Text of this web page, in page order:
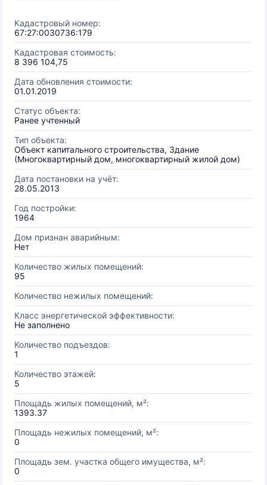
Кадастровый номер:
67:27:0030736:179
Кадастровая стоимость:
8 396 104,75
Дата обновления стоимости:
01.01.2019
Статус объекта:
Ранее учтенный
Тип объекта:
Объект капитального строительства, Здание
(Многоквартирный дом, многоквартирный жилой дом)
Дата постановки на учёт:
28.05.2013
Год постройки:
1964
Дом признан аварийным:
Нет
Количество жилых помещений:
95
Количество нежилых помещений:
Класс энергетической эффективности:
Не заполнено
Количество подъездов:
1
Количество этажей:
5
Площадь жилых помещений, м²:
1393.37
Площадь нежилых помещений, м²:
0
Площадь зем. участка общего имущества, м²:
0